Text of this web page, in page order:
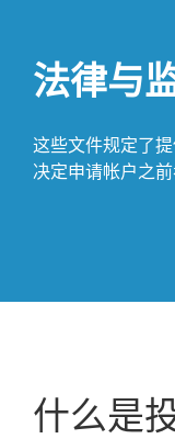
法律与
这些文件规定了
决定申请帐户之前
什么是